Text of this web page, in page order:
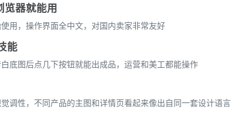
览器就能用
用，操作界面全中文，对国内卖家非常友好
能
底图后点几下按钮就能出成品，运营和美工都能操作
调性，不同产品的主图和详情页看起来像出自同一套设计语言